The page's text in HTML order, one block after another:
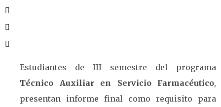
Estudiantes de III semestre del programa
Técnico Auxiliar en Servicio Farmacéutico,
presentan informe final como requisito para